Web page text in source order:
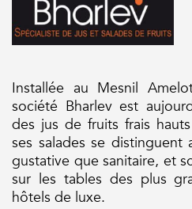
Installée au Mesnil
société Bharlev est
des jus de fruits frais
ses salades se
gustative que sanitaire, et
sur les tables des plus
hôtels de luxe.